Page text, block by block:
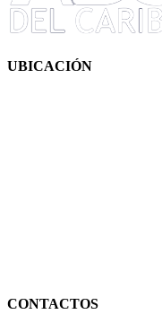
UBICACIÓN
CONTACTOS